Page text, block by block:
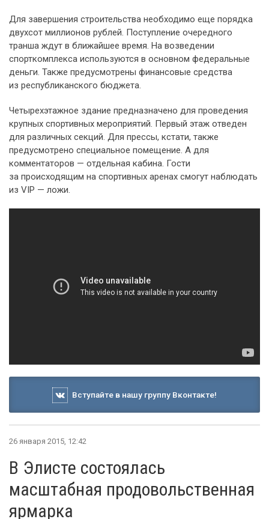
Для завершения строительства необходимо еще порядка
двухсот миллионов рублей. Поступление очередного
транша ждут в ближайшее время. На возведении
спорткомплекса используются в основном федеральные
деньги. Также предусмотрены финансовые средства
из республиканского бюджета.
Четырехэтажное здание предназначено для проведения
крупных спортивных мероприятий. Первый этаж отведен
для различных секций. Для прессы, кстати, также
предусмотрено специальное помещение. А для
комментаторов — отдельная кабина. Гости
за происходящим на спортивных аренах смогут наблюдать
из VIP — ложи.
Вступайте в нашу группу Вконтакте!
26 января 2015, 12:42
В Элисте состоялась
масштабная продовольственная
ярмарка